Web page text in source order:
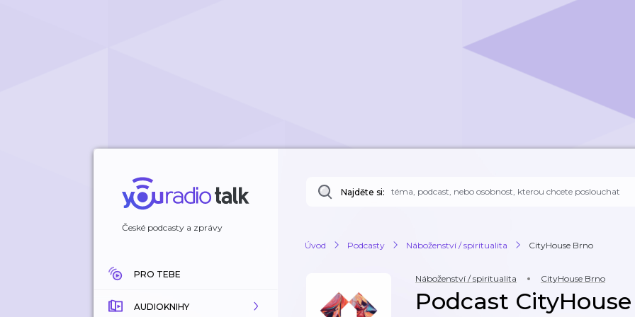
České podcasty a zprávy
PRO TEBE
AUDIOKNIHY
Najděte si:
Úvod Podcasty Náboženství / spiritualita CityHouse Brno
Náboženství / spiritualita CityHouse Brno
Podcast